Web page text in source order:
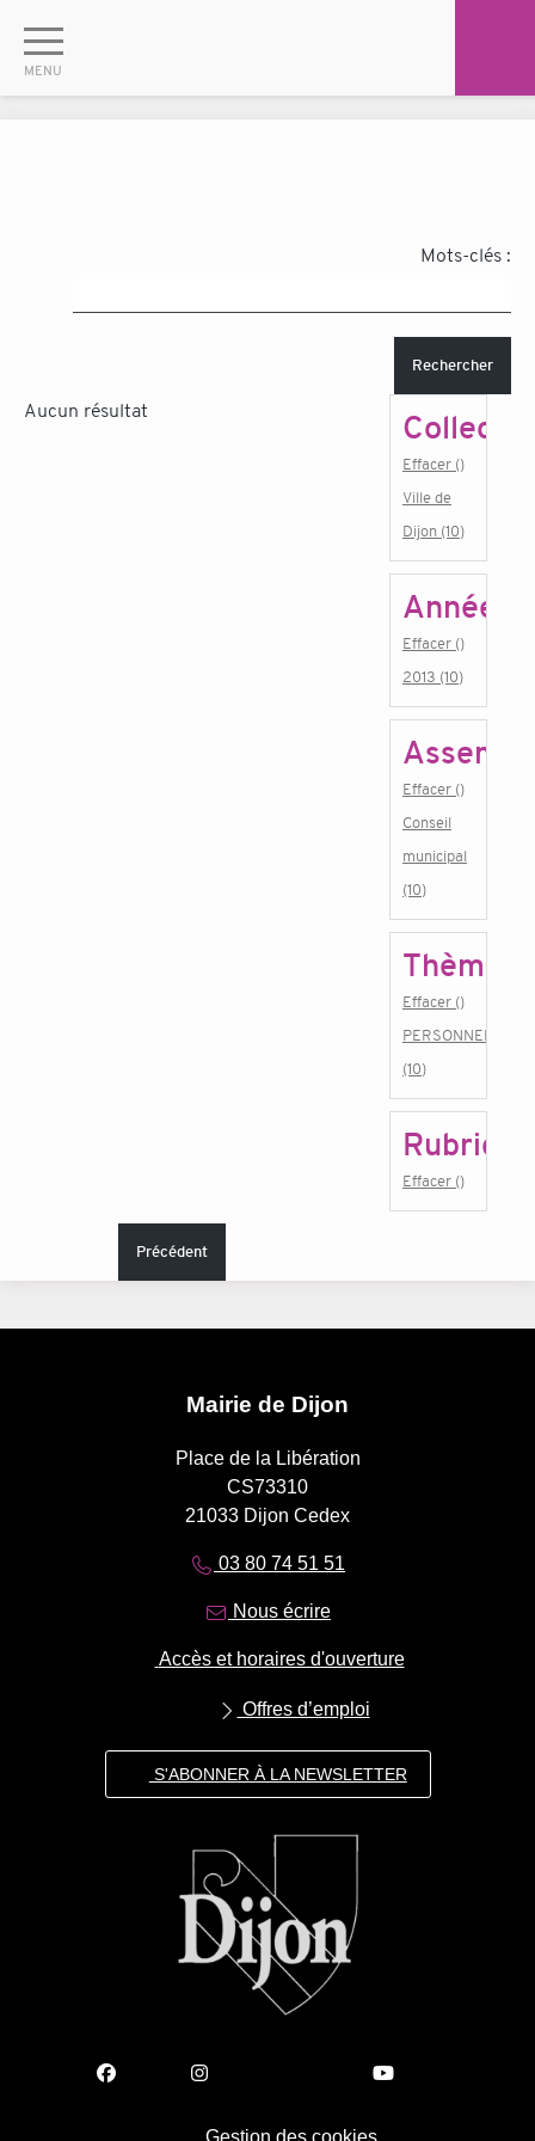
Mots-clés :
Rechercher
Aucun résultat
Effacer ()
Ville de
Dijon (10)
Année
Effacer ()
2013 (10)
Effacer ()
Conseil
municipal
(10)
Thème
Effacer ()
PERSONNEL
(10)
Rubrique
Effacer ()
Précédent
Mairie de Dijon
Place de la Libération
CS73310
21033 Dijon Cedex
03 80 74 51 51
Nous écrire
Accès et horaires d'ouverture
Offres d’emploi
S'ABONNER À LA NEWSLETTER
Gestion des cookies